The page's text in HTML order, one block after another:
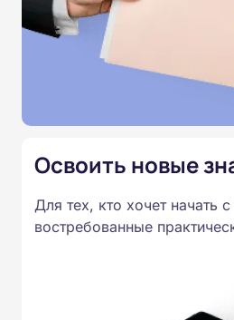
Освоить новые
Для тех, кто хочет начать
востребованные